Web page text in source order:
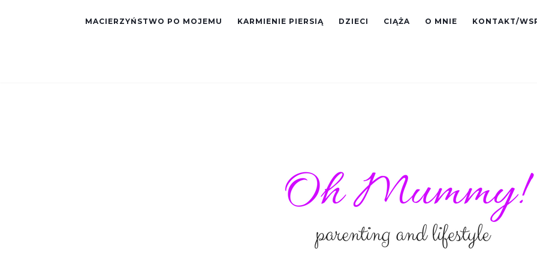
MACIERZYŃSTWO PO MOJEMU KARMIENIE PIERSIĄ DZIECI CIĄŻA O MNIE KONTAKT/